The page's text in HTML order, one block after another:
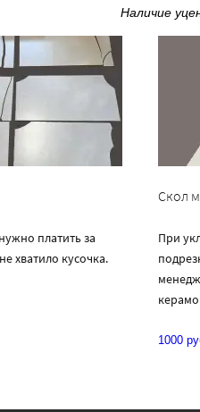
Наличие
платить за
хватило кусочка.
Скол
При
1000